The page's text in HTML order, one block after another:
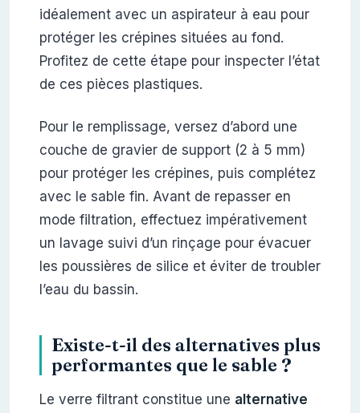
idéalement avec un aspirateur à eau pour
protéger les crépines situées au fond.
Profitez de cette étape pour inspecter l’état
de ces pièces plastiques.
Pour le remplissage, versez d’abord une
couche de gravier de support (2 à 5 mm)
pour protéger les crépines, puis complétez
avec le sable fin. Avant de repasser en
mode filtration, effectuez impérativement
un lavage suivi d’un rinçage pour évacuer
les poussières de silice et éviter de troubler
l’eau du bassin.
Existe-t-il des alternatives plus
performantes que le sable ?
Le verre filtrant constitue une alternative